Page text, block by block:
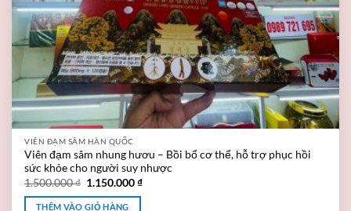
VIÊN ĐẠM SÂM HÀN QUỐC
Viên đạm sâm nhung hươu – Bồi bổ cơ thể, hỗ trợ phục hồi
sức khỏe cho người suy nhược
1.500.000₫ 1.150.000₫
THÊM VÀO GIỎ HÀNG